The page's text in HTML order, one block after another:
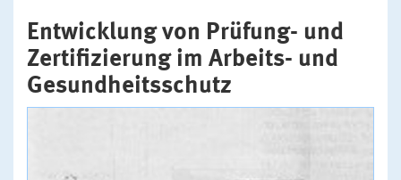
Entwicklung von Prüfung- und
Zertifizierung im Arbeits- und
Gesundheitsschutz